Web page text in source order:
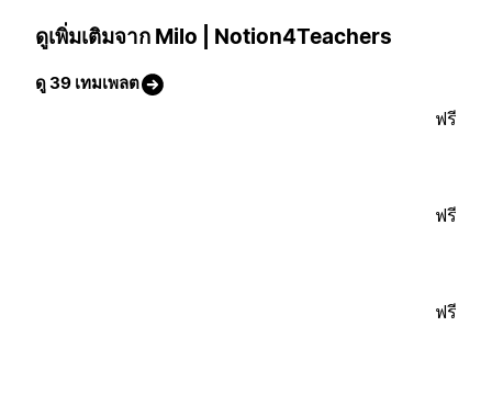
ดูเพิ่มเติมจาก Milo | Notion4Teachers
ดู 39 เทมเพลต
ฟรี
ฟรี
ฟรี